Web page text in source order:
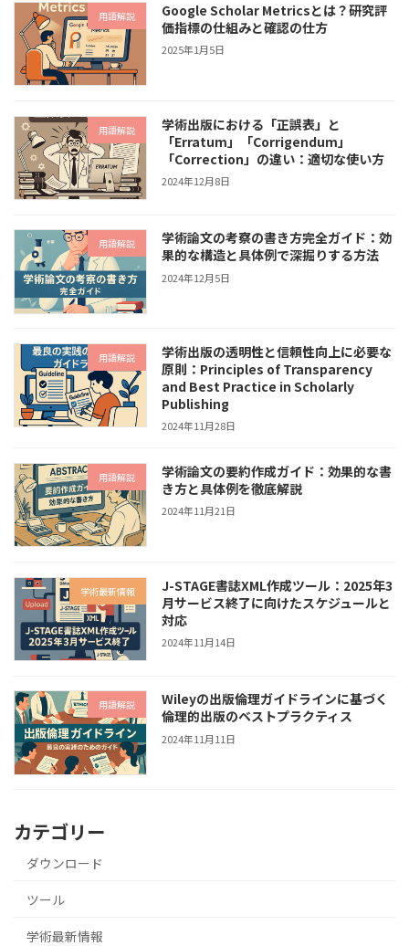
用語解説
Google Scholar Metricsとは？研究評
価指標の仕組みと確認の仕方
2025年1月5日
用語解説
学術出版における「正誤表」と
「Erratum」「Corrigendum」
「Correction」の違い：適切な使い方
2024年12月8日
用語解説
学術論文の考察の書き方完全ガイド：効
果的な構造と具体例で深掘りする方法
2024年12月5日
用語解説
学術出版の透明性と信頼性向上に必要な
原則：Principles of Transparency
and Best Practice in Scholarly
Publishing
2024年11月28日
用語解説
学術論文の要約作成ガイド：効果的な書
き方と具体例を徹底解説
2024年11月21日
学術最新情報
J-STAGE書誌XML作成ツール：2025年3
月サービス終了に向けたスケジュールと
対応
2024年11月14日
用語解説
Wileyの出版倫理ガイドラインに基づく
倫理的出版のベストプラクティス
2024年11月11日
カテゴリー
ダウンロード
ツール
学術最新情報